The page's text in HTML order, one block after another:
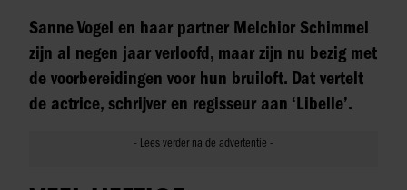
Sanne Vogel en haar partner Melchior Schimmel
zijn al negen jaar verloofd, maar zijn nu bezig met
de voorbereidingen voor hun bruiloft. Dat vertelt
de actrice, schrijver en regisseur aan ‘Libelle’.